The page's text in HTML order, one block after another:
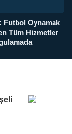
Futbol Oynamak
Tüm Hizmetler